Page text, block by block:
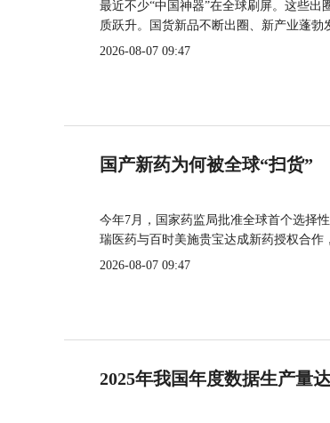
最近不少“中国神器”在全球刷屏。这些
质跃升。国货新品不断出圈、新产业蓬勃
2026-08-07 09:47
国产新药为何被全球“扫货”
今年7月，国家药监局批准全球首个选择
瑞医药与百时美施贵宝达成新药授权合
2026-08-07 09:47
2025年我国年度数据生产量